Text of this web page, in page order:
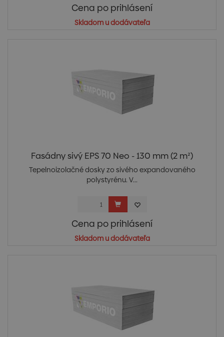
Cena po prihlásení
Skladom u dodávateľa
Fasádny sivý EPS 70 Neo - 130 mm (2 m²)
Tepelnoizolačné dosky zo sivého expandovaného
polystyrénu. V...
Cena po prihlásení
Skladom u dodávateľa